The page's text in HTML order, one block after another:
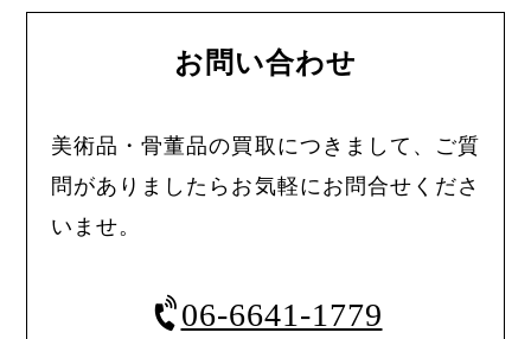
お問い合わせ
美術品・骨董品の買取につきまして、ご質
問がありましたらお気軽にお問合せくださ
いませ。
06-6641-1779